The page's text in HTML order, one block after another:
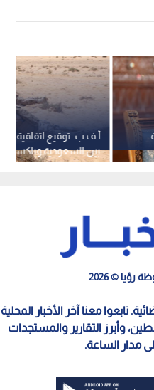
أ ف ب: توقيع اتفاقية
بين السعودية وباكستان
جدة الجمعة
© 2026
تابعوا معنا آخر الأخبار المحلية
وأبرز التقارير والمستجدات
مدار الساعة.